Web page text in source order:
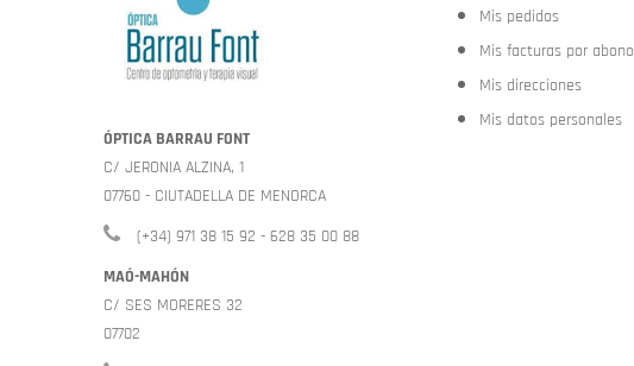
ÓPTICA BARRAU FONT
C/ JERONIA ALZINA, 1
07760 - CIUTADELLA DE MENORCA
(+34) 971 38 15 92 - 628 35 00 88
MAÓ-MAHÓN
C/ SES MORERES 32
07702
Mis pedidos
Mis facturas por abono
Mis direcciones
Mis datos personales